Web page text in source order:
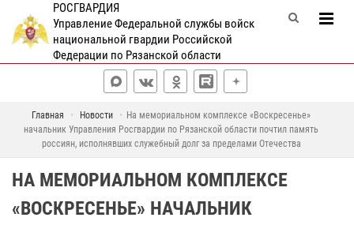
РОСГВАРДИЯ
Управление Федеральной службы войск
национальной гвардии Российской
Федерации по Рязанской области
Главная Новости
На мемориальном комплексе «Воскресенье»
начальник Управления Росгвардии по Рязанской области почтил память
россиян, исполнявших служебный долг за пределами Отечества
НА МЕМОРИАЛЬНОМ КОМПЛЕКСЕ
«ВОСКРЕСЕНЬЕ» НАЧАЛЬНИК